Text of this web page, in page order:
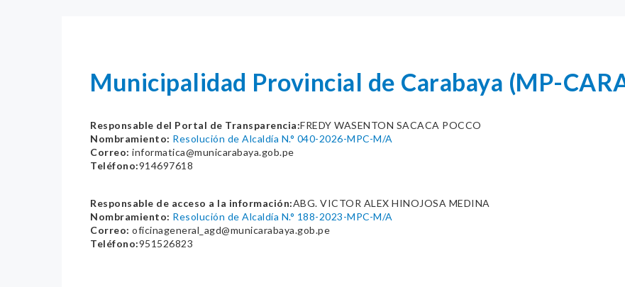
Municipalidad Provincial de Carabaya (MP-
Responsable del Portal de Transparencia:FREDY WASENTON SACACA POCCO
Nombramiento: Resolución de Alcaldía N.° 040-2026-MPC-M/A
Correo: informatica@municarabaya.gob.pe
Teléfono:914697618
Responsable de acceso a la información:ABG. VICTOR ALEX HINOJOSA MEDINA
Nombramiento: Resolución de Alcaldía N.° 188-2023-MPC-M/A
Correo: oficinageneral_agd@municarabaya.gob.pe
Teléfono:951526823